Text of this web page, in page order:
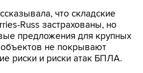
что складские
Russ застрахованы, но
предложения для крупных
не покрывают
риски и риски атак БПЛА.